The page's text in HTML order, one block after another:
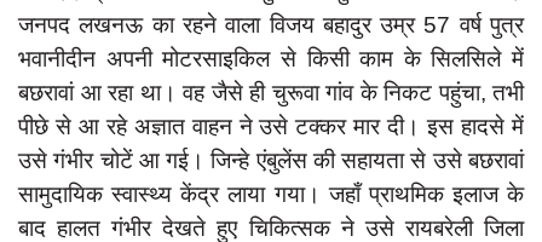
Login
Register
जनपद लखनऊ का रहने वाला विजय बहादुर उम्र 57 वर्ष पुत्र
भवानीदीन अपनी मोटरसाइकिल से किसी काम के सिलसिले में
बछरावां आ रहा था। वह जैसे ही चुरूवा गांव के निकट पहुंचा, तभी
पीछे से आ रहे अज्ञात वाहन ने उसे टक्कर मार दी। इस हादसे में
उसे गंभीर चोटें आ गई। जिन्हे एंबुलेंस की सहायता से उसे बछरावां
सामुदायिक स्वास्थ्य केंद्र लाया गया। जहाँ प्राथमिक इलाज के
बाद हालत गंभीर देखते हुए चिकित्सक ने उसे रायबरेली जिला